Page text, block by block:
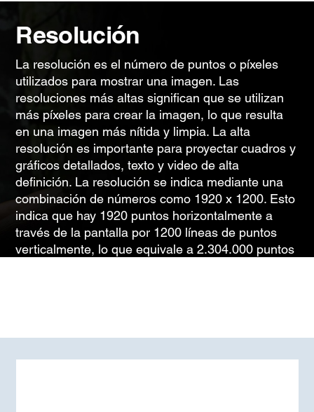
Resolución
La resolución es el número de puntos o píxeles
utilizados para mostrar una imagen. Las
resoluciones más altas significan que se utilizan
más píxeles para crear la imagen, lo que resulta
en una imagen más nítida y limpia. La alta
resolución es importante para proyectar cuadros y
gráficos detallados, texto y video de alta
definición. La resolución se indica mediante una
combinación de números como 1920 x 1200. Esto
indica que hay 1920 puntos horizontalmente a
través de la pantalla por 1200 líneas de puntos
verticalmente, lo que equivale a 2.304.000 puntos